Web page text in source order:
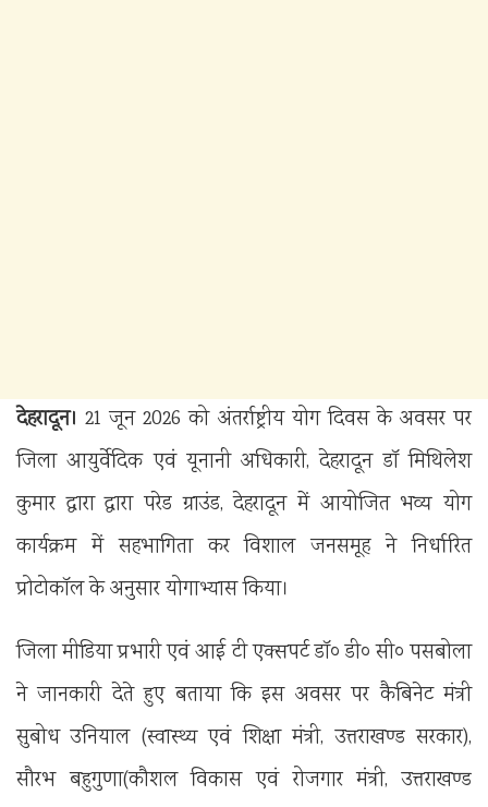
देहरादून। 21 जून 2026 को अंतर्राष्ट्रीय योग दिवस के अवसर पर
जिला आयुर्वेदिक एवं यूनानी अधिकारी, देहरादून डॉ मिथिलेश
कुमार द्वारा द्वारा परेड ग्राउंड, देहरादून में आयोजित भव्य योग
कार्यक्रम में सहभागिता कर विशाल जनसमूह ने निर्धारित
प्रोटोकॉल के अनुसार योगाभ्यास किया।
जिला मीडिया प्रभारी एवं आई टी एक्सपर्ट डॉ० डी० सी० पसबोला
ने जानकारी देते हुए बताया कि इस अवसर पर कैबिनेट मंत्री
सुबोध उनियाल (स्वास्थ्य एवं शिक्षा मंत्री, उत्तराखण्ड सरकार),
सौरभ बहुगुणा(कौशल विकास एवं रोजगार मंत्री, उत्तराखण्ड